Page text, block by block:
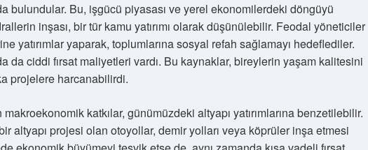
bulundular. Bu, işgücü piyasası ve yerel ekonomilerdeki döngüyü
inşası, bir tür kamu yatırımı olarak düşünülebilir. Feodal yöneticiler
yatırımlar yaparak, toplumlarına sosyal refah sağlamayı hedeflediler.
da ciddi fırsat maliyetleri vardı. Bu kaynaklar, bireylerin yaşam kalitesini
projelere harcanabilirdi.
makroekonomik katkılar, günümüzdeki altyapı yatırımlarına benzetilebilir.
altyapı projesi olan otoyollar, demir yolları veya köprüler inşa etmesi